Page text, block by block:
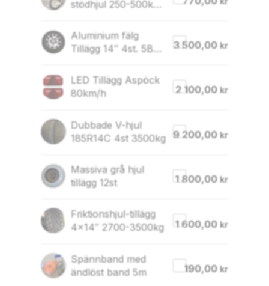
stödhjul 250-500kg
Aluminium fälg
Tillägg 14″ 4st. 5B
3 500,00 kr
LED Tillägg Aspöck
80km/h
2 100,00 kr
Dubbade V-hjul
185R14C 4st 3500kg 9 200,00 kr
Massiva grå hjul
tillägg 12st
1 800,00 kr
Friktionshjul-tillägg
4×14″ 2700-3500kg
1 600,00 kr
Spännband med
ändlöst band 5m
190,00 kr